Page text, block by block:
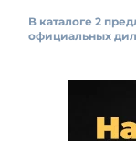
В каталоге 2
официальных